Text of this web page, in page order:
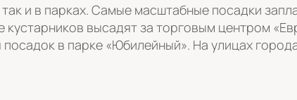
и в парках. Самые масштабные посадки
высадят за торговым центром
в парке «Юбилейный». На улицах